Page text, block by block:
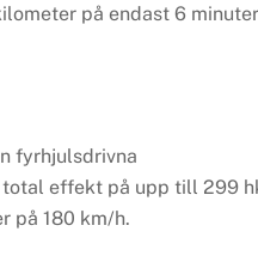
på endast 6
fyrhjulsdrivna
total effekt på upp till 299
på 180 km/h.